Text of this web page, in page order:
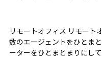
リモートオフィス リモート
数のエージェントをひとま
ーターをひとまとまりにし